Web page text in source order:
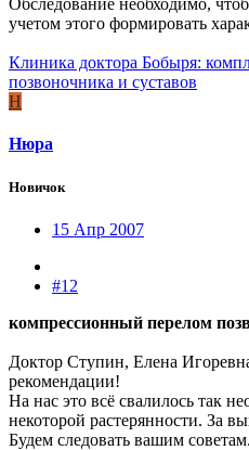
Обследование необходимо,
учетом этого формировать
Клиника доктора Бобыря:
позвоночника и суставов
Н
Нюра
Новичок
15 Апр 2007
#12
компрессионный перелом
Доктор Ступин, Елена
рекомендации!
На нас это всё свалилось так
некоторой растерянности. За
Будем следовать вашим советам.